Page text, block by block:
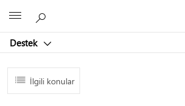
Destek
İlgili konular